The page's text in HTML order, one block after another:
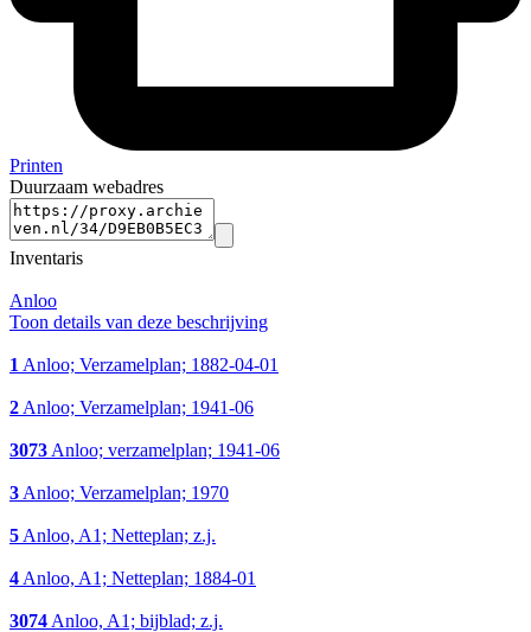
Printen
Duurzaam webadres
Inventaris
Anloo
Toon details van deze beschrijving
1Anloo; Verzamelplan; 1882-04-01
2Anloo; Verzamelplan; 1941-06
3073Anloo; verzamelplan; 1941-06
3Anloo; Verzamelplan; 1970
5Anloo, A1; Netteplan; z.j.
4Anloo, A1; Netteplan; 1884-01
3074Anloo, A1; bijblad; z.j.